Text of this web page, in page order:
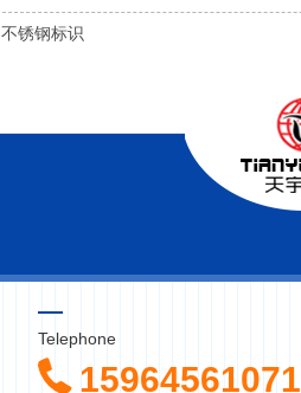
不锈钢标识
Telephone
15964561071